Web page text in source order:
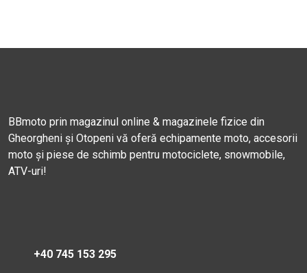
BBmoto prin magazinul online & magazinele fizice din
Gheorgheni și Otopeni vă oferă echipamente moto, accesorii
moto și piese de schimb pentru motociclete, snowmobile,
ATV-uri!
+40 745 153 295